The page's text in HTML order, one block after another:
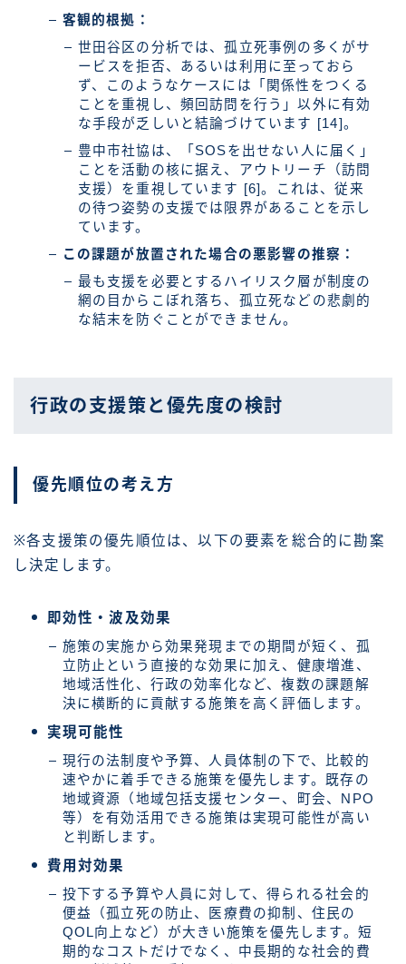
客観的根拠：
世田谷区の分析では、孤立死事例の多くがサ
ービスを拒否、あるいは利用に至っておら
ず、このようなケースには「関係性をつくる
ことを重視し、頻回訪問を行う」以外に有効
な手段が乏しいと結論づけています [14]。
豊中市社協は、「SOSを出せない人に届く」
ことを活動の核に据え、アウトリーチ（訪問
支援）を重視しています [6]。これは、従来
の待つ姿勢の支援では限界があることを示し
ています。
この課題が放置された場合の悪影響の推察：
最も支援を必要とするハイリスク層が制度の
網の目からこぼれ落ち、孤立死などの悲劇的
な結末を防ぐことができません。
行政の支援策と優先度の検討
優先順位の考え方
※各支援策の優先順位は、以下の要素を総合的に勘案
し決定します。
即効性・波及効果
施策の実施から効果発現までの期間が短く、孤
立防止という直接的な効果に加え、健康増進、
地域活性化、行政の効率化など、複数の課題解
決に横断的に貢献する施策を高く評価します。
実現可能性
現行の法制度や予算、人員体制の下で、比較的
速やかに着手できる施策を優先します。既存の
地域資源（地域包括支援センター、町会、NPO
等）を有効活用できる施策は実現可能性が高い
と判断します。
費用対効果
投下する予算や人員に対して、得られる社会的
便益（孤立死の防止、医療費の抑制、住民の
QOL向上など）が大きい施策を優先します。短
期的なコストだけでなく、中長期的な社会的費